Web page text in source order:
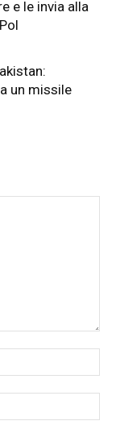
e le invia alla
un missile